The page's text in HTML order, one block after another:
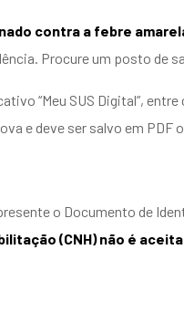
contra a febre
Procure um posto de
“Meu SUS Digital”,
e deve ser salvo em
o Documento de
(CNH) não é